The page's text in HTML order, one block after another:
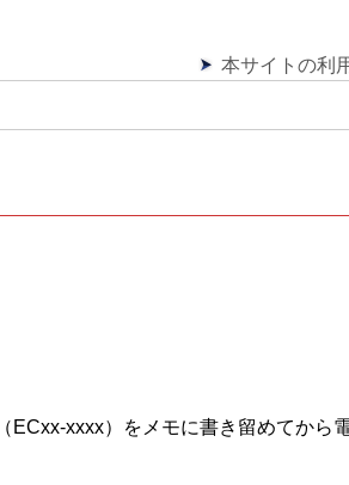
本サイトの利
ECxx-xxxx）をメモに書き留めてから